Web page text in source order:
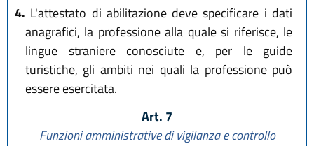
4. L'attestato di abilitazione deve specificare i dati
anagrafici, la professione alla quale si riferisce, le
lingue straniere conosciute e, per le guide
turistiche, gli ambiti nei quali la professione può
essere esercitata.
Art. 7
Funzioni amministrative di vigilanza e controllo